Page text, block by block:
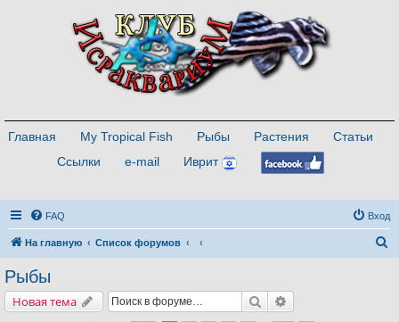
Главная My Tropical Fish Рыбы Растения
Статьи
Ссылки
e-mail Иврит
FAQ Вход
На главную Список форумов
Рыбы
Новая тема Поиск